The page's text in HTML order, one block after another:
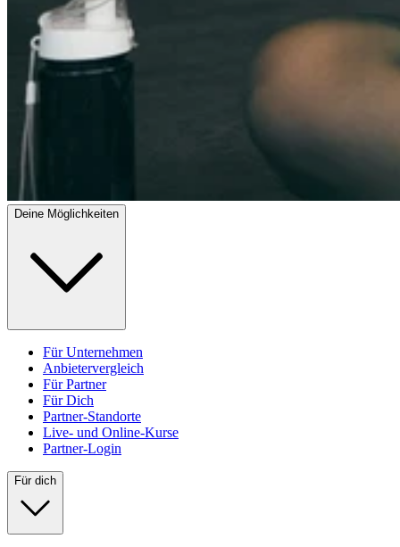
Deine Möglichkeiten
Für Unternehmen
Anbietervergleich
Für Partner
Für Dich
Partner-Standorte
Live- und Online-Kurse
Partner-Login
Für dich